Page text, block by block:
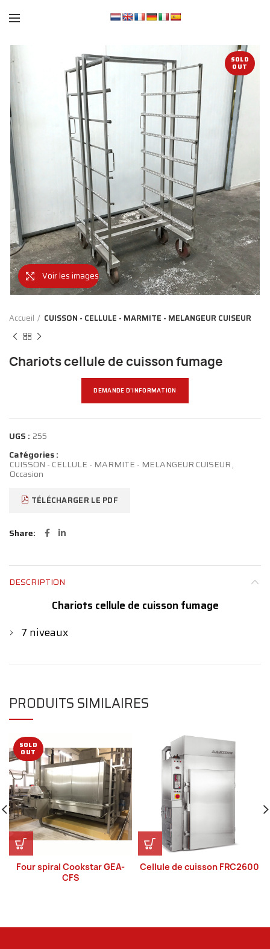
SOLD
OUT
Voir les images
Accueil CUISSON - CELLULE - MARMITE - MELANGEUR CUISEUR
Chariots cellule de cuisson fumage
DEMANDE D'INFORMATION
UGS : 255
Catégories :
CUISSON - CELLULE - MARMITE - MELANGEUR CUISEUR,
Occasion
TÉLÉCHARGER LE PDF
Share
DESCRIPTION
Chariots cellule de cuisson fumage
7 niveaux
PRODUITS SIMILAIRES
SOLD
OUT
Four spiral Cookstar GEA-
CFS
Cellule de cuisson FRC2600